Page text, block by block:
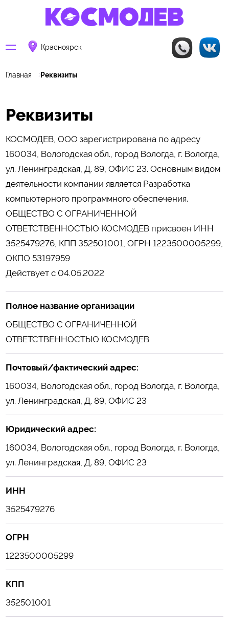
Красноярск
Главная Реквизиты
Реквизиты
КОСМОДЕВ, ООО зарегистрирована по адресу
160034, Вологодская обл., город Вологда, г. Вологда,
ул. Ленинградская, Д. 89, ОФИС 23. Основным видом
деятельности компании является Разработка
компьютерного программного обеспечения.
ОБЩЕСТВО С ОГРАНИЧЕННОЙ
ОТВЕТСТВЕННОСТЬЮ КОСМОДЕВ присвоен ИНН
3525479276, КПП 352501001, ОГРН 1223500005299,
ОКПО 53197959
Действует с 04.05.2022
Полное название организации
ОБЩЕСТВО С ОГРАНИЧЕННОЙ
ОТВЕТСТВЕННОСТЬЮ КОСМОДЕВ
Почтовый/фактический адрес:
160034, Вологодская обл., город Вологда, г. Вологда,
ул. Ленинградская, Д. 89, ОФИС 23
Юридический адрес:
160034, Вологодская обл., город Вологда, г. Вологда,
ул. Ленинградская, Д. 89, ОФИС 23
ИНН
3525479276
ОГРН
1223500005299
КПП
352501001